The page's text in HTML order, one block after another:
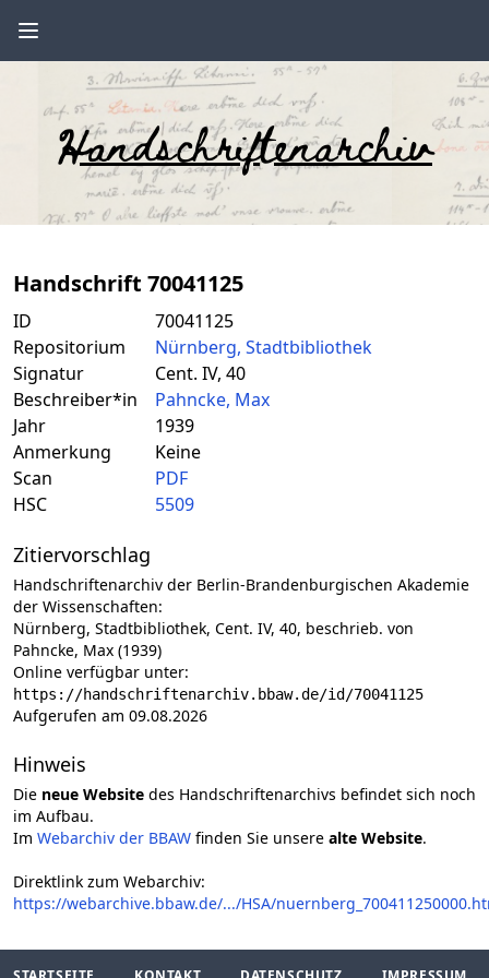
Handschriftenarchiv
Handschrift 70041125
ID
70041125
Repositorium
Nürnberg, Stadtbibliothek
Signatur
Cent. IV, 40
Beschreiber*in
Pahncke, Max
Jahr
1939
Anmerkung
Keine
Scan
PDF
HSC
5509
Zitiervorschlag
Handschriftenarchiv der Berlin-Brandenburgischen Akademie
der Wissenschaften:
Nürnberg, Stadtbibliothek, Cent. IV, 40, beschrieb. von
Pahncke, Max (1939)
Online verfügbar unter:
https://handschriftenarchiv.bbaw.de/id/70041125
Aufgerufen am 09.08.2026
Hinweis
Die neue Website des Handschriftenarchivs befindet sich noch
im Aufbau.
Im Webarchiv der BBAW finden Sie unsere alte Website.
Direktlink zum Webarchiv:
https://webarchive.bbaw.de/.../HSA/